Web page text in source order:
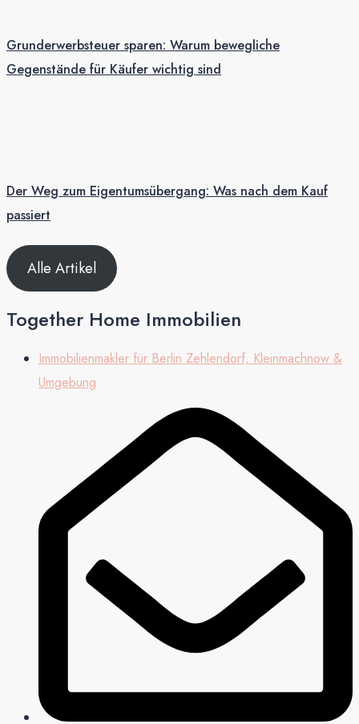
Grunderwerbsteuer sparen: Warum bewegliche
Gegenstände für Käufer wichtig sind
Der Weg zum Eigentumsübergang: Was nach dem Kauf
passiert
Alle Artikel
Together Home Immobilien
Immobilienmakler für Berlin Zehlendorf, Kleinmachnow &
Umgebung